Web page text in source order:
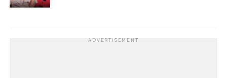
ADVERTISEMENT